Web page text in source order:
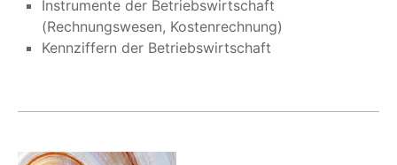
Instrumente der Betriebswirtschaft
(Rechnungswesen, Kostenrechnung)
Kennziffern der Betriebswirtschaft